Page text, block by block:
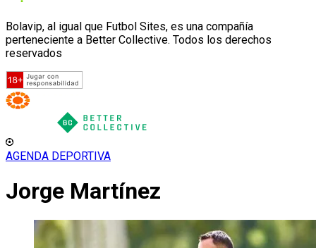
Bolavip, al igual que Futbol Sites, es una compañía
perteneciente a Better Collective. Todos los derechos
reservados
AGENDA DEPORTIVA
Jorge Martínez